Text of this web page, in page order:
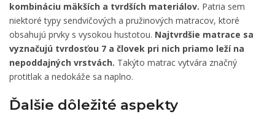
kombináciu mäkších a tvrdších materiálov. Patria sem
niektoré typy sendvičových a pružinových matracov, ktoré
obsahujú prvky s vysokou hustotou. Najtvrdšie matrace sa
vyznačujú tvrdosťou 7 a človek pri nich priamo leží na
nepoddajných vrstvách. Takýto matrac vytvára značný
protitlak a nedokáže sa naplno.
Ďalšie dôležité aspekty